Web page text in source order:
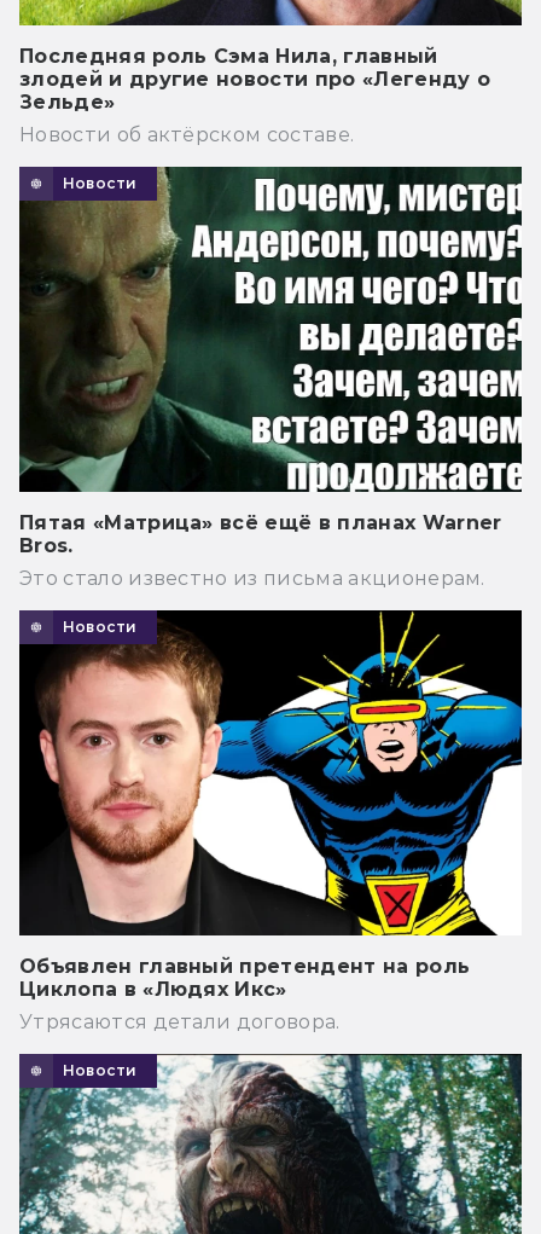
Последняя роль Сэма Нила, главный
злодей и другие новости про «Легенду о
Зельде»
Новости об актёрском составе.
Новости
Пятая «Матрица» всё ещё в планах Warner
Bros.
Это стало известно из письма акционерам.
Новости
Объявлен главный претендент на роль
Циклопа в «Людях Икс»
Утрясаются детали договора.
Новости